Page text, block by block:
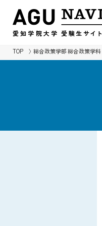
愛知学院大学 受験生サイ ト
TOP 総合政策学部 総合政策学科